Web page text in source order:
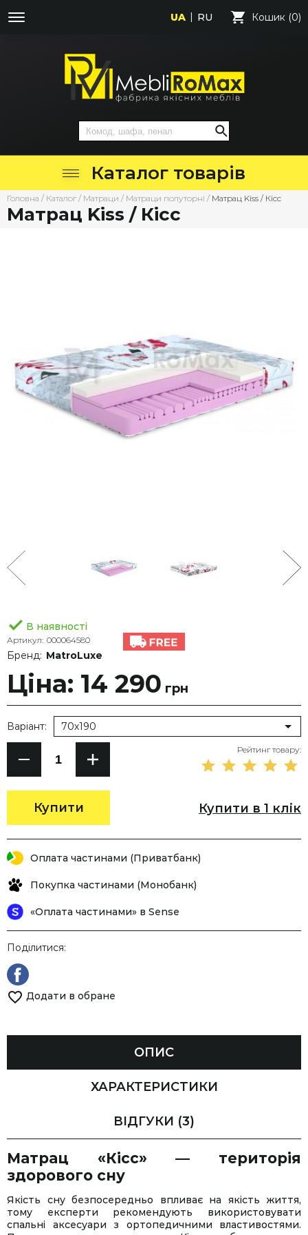
UA RU Кошик (0)
Каталог товарів
Головна / Каталог / Матраци / Матраци полуторні / Матрац Kiss / Кісс
Матрац Kiss / Кісс
В наявності
Артикул: 000064580
Бренд: MatroLuxe
Ціна: 14 290 грн
Купити
Варіант: 70х190
Рейтинг товару:
Купити в 1 клік
Оплата частинами (Приватбанк)
Покупка частинами (Монобанк)
«Оплата частинами» в Sense
Поділитися:
Додати в обране
ОПИС
ХАРАКТЕРИСТИКИ
ВІДГУКИ (3)
Матрац «Кісс» — територія
здорового сну
Якість сну безпосередньо впливає на якість життя,
тому експерти рекомендують використовувати
спальні аксесуари з ортопедичними властивостями.